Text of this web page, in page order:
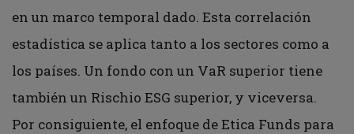
en un marco temporal dado. Esta correlación
estadística se aplica tanto a los sectores como a
los países. Un fondo con un VaR superior tiene
también un Rischio ESG superior, y viceversa.
Por consiguiente, el enfoque de Etica Funds para